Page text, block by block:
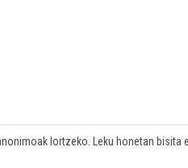
lortzeko. Leku honetan bisita